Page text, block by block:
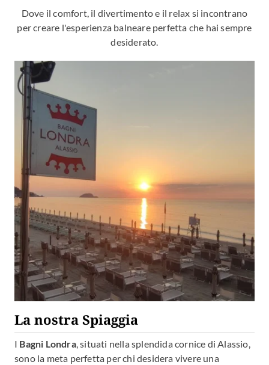
Dove il comfort, il divertimento e il relax si incontrano
per creare l'esperienza balneare perfetta che hai sempre
desiderato.
La nostra Spiaggia
I Bagni Londra, situati nella splendida cornice di Alassio,
sono la meta perfetta per chi desidera vivere una